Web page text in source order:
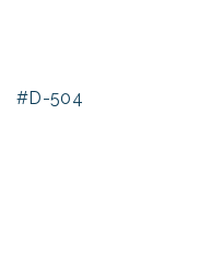
#D-504